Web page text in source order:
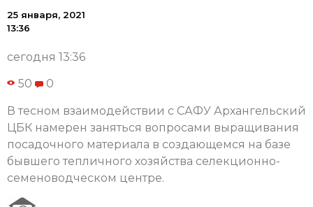
25 января, 2021
13:36
сегодня 13:36
50 0
В тесном взаимодействии с САФУ Архангельский
ЦБК намерен заняться вопросами выращивания
посадочного материала в создающемся на базе
бывшего тепличного хозяйства селекционно-
семеноводческом центре.